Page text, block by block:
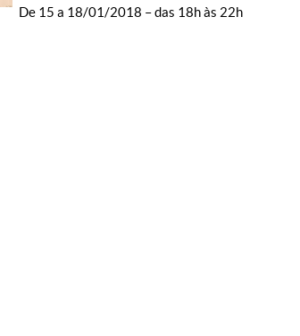
De 15 a 18/01/2018 – das 18h às 22h